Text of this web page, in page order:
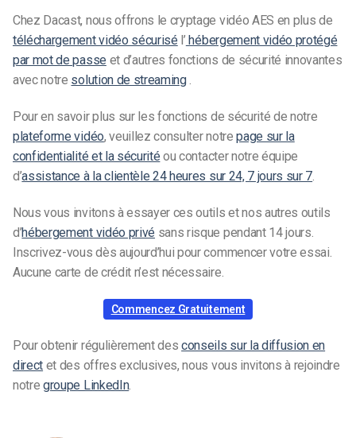
Chez Dacast, nous offrons le cryptage vidéo AES en plus de
téléchargement vidéo sécurisé l’ hébergement vidéo protégé
par mot de passe et d’autres fonctions de sécurité innovantes
avec notre solution de streaming.
Pour en savoir plus sur les fonctions de sécurité de notre
plateforme vidéo, veuillez consulter notrepage sur la
confidentialité et la sécurité ou contacter notre équipe
d’assistance à la clientèle 24 heures sur 24, 7 jours sur 7.
Nous vous invitons à essayer ces outils et nos autres outils
d’hébergement vidéo privé sans risque pendant 14 jours.
Inscrivez-vous dès aujourd’hui pour commencer votre essai.
Aucune carte de crédit n’est nécessaire.
Commencez Gratuitement
Pour obtenir régulièrement desconseils sur la diffusion en
direct et des offres exclusives, nous vous invitons à rejoindre
notregroupe LinkedIn.